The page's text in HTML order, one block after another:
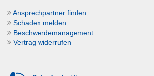
Ansprechpartner finden
Schaden melden
Beschwerdemanagement
Vertrag widerrufen